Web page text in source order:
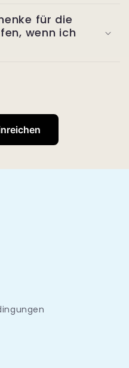
für die
wenn ich